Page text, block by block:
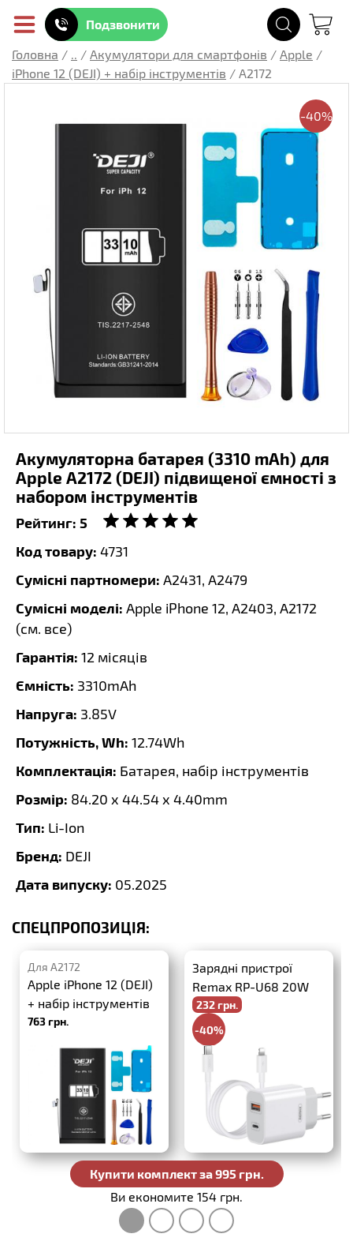
Подзвонити
Головна / .. / Акумулятори для смартфонів / Apple /
iPhone 12 (DEJI) + набір інструментів / A2172
-40%
Акумуляторна батарея (3310 mAh) для
Apple A2172 (DEJI) підвищеної ємності з
набором інструментів
Рейтинг: 5
Код товару: 4731
Сумісні партномери: A2431, A2479
Сумісні моделі: Apple iPhone 12, A2403, A2172
(см. все)
Гарантія: 12 місяців
Ємність: 3310mAh
Напруга: 3.85V
Потужність, Wh: 12.74Wh
Комплектація: Батарея, набір інструментів
Розмір: 84.20 x 44.54 x 4.40mm
Тип: Li-Ion
Бренд: DEJI
Дата випуску: 05.2025
СПЕЦПРОПОЗИЦІЯ:
Для A2172
Apple iPhone 12 (DEJI)
+ набір інструментів
763 грн.
Зарядні пристрої
Remax RP-U68 20W
PD+QC3.0 + USB-C-
Lightning
232 грн.
-40%
386 грн.
Купити комплект за 995 грн.
Ви економите 154 грн.